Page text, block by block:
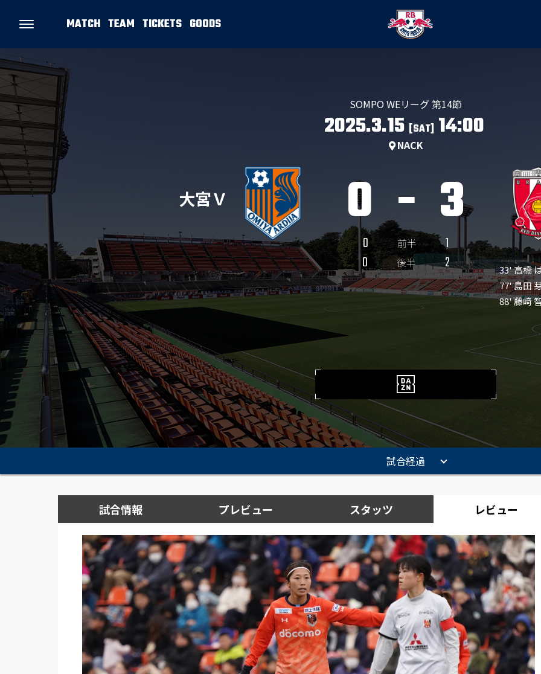
MATCH TEAM TICKETS GOODS
SOMPO WEリーグ 第14節
2025.3.15 [SAT] 14:00
NACK
大宮Ｖ 0 - 3
0 前半
1
0
後半 2
33' 高橋
77' 島田
88' 藤﨑
試合経過
試合情報 プレビュー スタッツ レビュー